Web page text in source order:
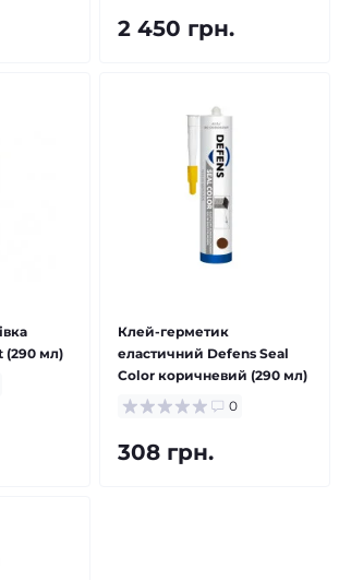
2 450 грн.
(290 мл)
Клей-герметик
еластичний Defens Seal
Color коричневий (290 мл)
0
308 грн.